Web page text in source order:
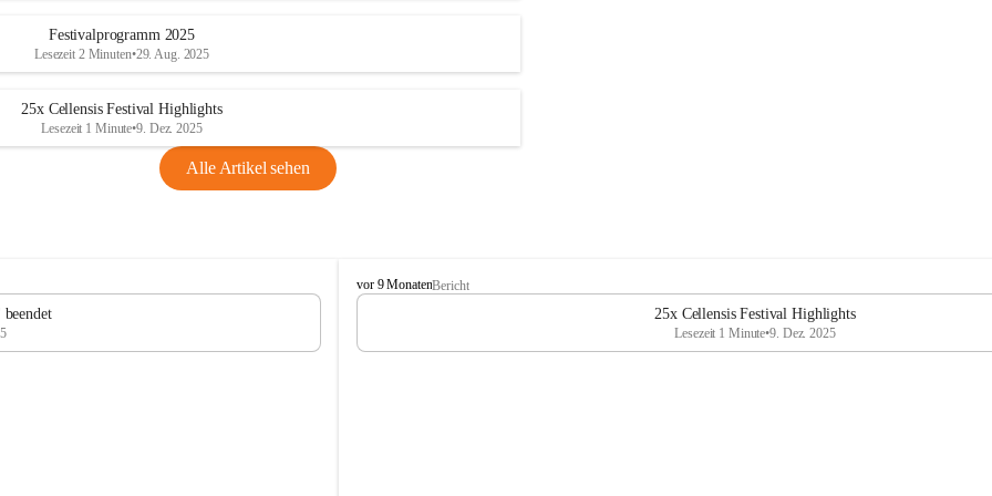
Festivalprogramm 2025
Lesezeit 2 Minuten•29. Aug. 2025
25x Cellensis Festival Highlights
Lesezeit 1 Minute•9. Dez. 2025
Alle Artikel sehen
C
e
l
vor 9 MonatenBericht
25x Cellensis Festival Highlights
Lesezeit 1 Minute•9. Dez. 2025